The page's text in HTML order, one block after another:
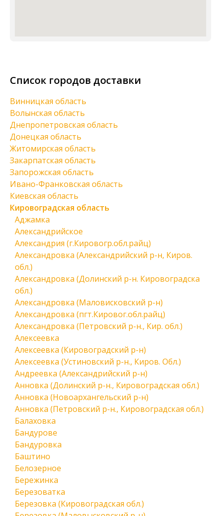
Список городов доставки
Винницкая область
Волынская область
Днепропетровская область
Донецкая область
Житомирская область
Закарпатская область
Запорожская область
Ивано-Франковская область
Киевская область
Кировоградская область
Аджамка
Александрийское
Александрия (г.Кировогр.обл.райц)
Александровка (Александрийский р-н, Киров.
обл.)
Александровка (Долинский р-н. Кировоградска
обл.)
Александровка (Маловисковский р-н)
Александровка (пгт.Кировог.обл.райц)
Александровка (Петровский р-н., Кир. обл.)
Алексеевка
Алексеевка (Кировоградский р-н)
Алексеевка (Устиновский р-н., Киров. Обл.)
Андреевка (Александрийский р-н)
Анновка (Долинский р-н., Кировоградская обл.)
Анновка (Новоархангельский р-н)
Анновка (Петровский р-н., Кировоградская обл.)
Балаховка
Бандурове
Бандуровка
Баштино
Белозерное
Бережинка
Березоватка
Березовка (Кировоградская обл.)